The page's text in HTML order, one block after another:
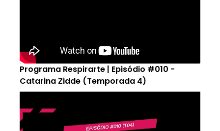
Programa Respirarte | Episódio #010 -
Catarina Zidde (Temporada 4)